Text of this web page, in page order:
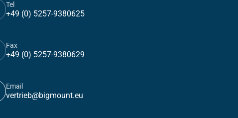
Tel
+49 (0) 5257-9380625
Fax
+49 (0) 5257-9380629
Email
vertrieb@bigmount.eu